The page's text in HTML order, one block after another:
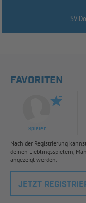
SV
FAVORITEN
Spieler
Nach der Registrierung
deinen Lieblingsspielern,
angezeigt werden.
JETZT